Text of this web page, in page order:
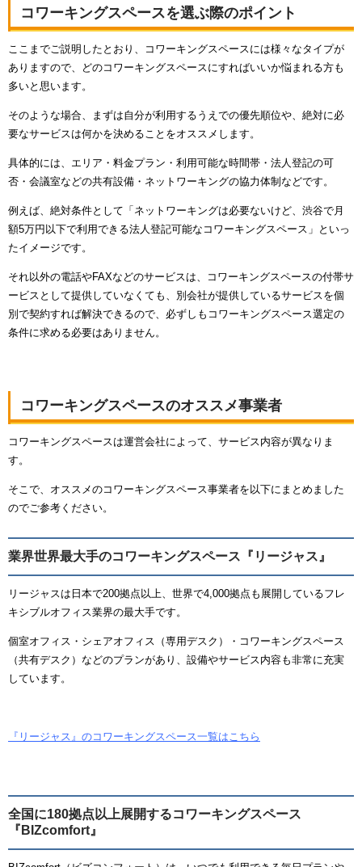
コワーキングスペースを選ぶ際のポイント
ここまでご説明したとおり、コワーキングスペースには様々なタイプが
ありますので、どのコワーキングスペースにすればいいか悩まれる方も
多いと思います。
そのような場合、まずは自分が利用するうえでの優先順位や、絶対に必
要なサービスは何かを決めることをオススメします。
具体的には、エリア・料金プラン・利用可能な時間帯・法人登記の可
否・会議室などの共有設備・ネットワーキングの協力体制などです。
例えば、絶対条件として「ネットワーキングは必要ないけど、渋谷で月
額5万円以下で利用できる法人登記可能なコワーキングスペース」といっ
たイメージです。
それ以外の電話やFAXなどのサービスは、コワーキングスペースの付帯サ
ービスとして提供していなくても、別会社が提供しているサービスを個
別で契約すれば解決できるので、必ずしもコワーキングスペース選定の
条件に求める必要はありません。
コワーキングスペースのオススメ事業者
コワーキングスペースは運営会社によって、サービス内容が異なりま
す。
そこで、オススメのコワーキングスペース事業者を以下にまとめました
のでご参考ください。
業界世界最大手のコワーキングスペース『リージャス』
リージャスは日本で200拠点以上、世界で4,000拠点も展開しているフレ
キシブルオフィス業界の最大手です。
個室オフィス・シェアオフィス（専用デスク）・コワーキングスペース
（共有デスク）などのプランがあり、設備やサービス内容も非常に充実
しています。
『リージャス』のコワーキングスペース一覧はこちら
全国に180拠点以上展開するコワーキングスペース
『BIZcomfort』